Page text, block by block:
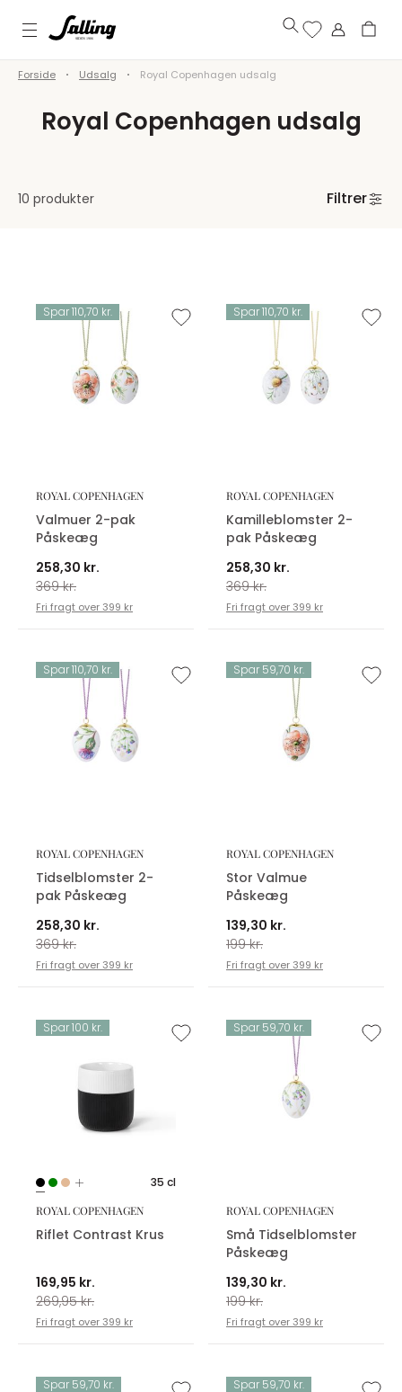
Forside Udsalg Royal Copenhagen udsalg
Royal Copenhagen udsalg
10 produkter Filtrer
Spar 110,70 kr.
ROYAL COPENHAGEN
Valmuer 2-pak
Påskeæg
258,30 kr.
369 kr.
Fri fragt over 399 kr
Spar 110,70 kr.
ROYAL COPENHAGEN
Kamilleblomster 2-
pak Påskeæg
258,30 kr.
369 kr.
Fri fragt over 399 kr
Spar 110,70 kr.
ROYAL COPENHAGEN
Tidselblomster 2-
pak Påskeæg
258,30 kr.
369 kr.
Fri fragt over 399 kr
Spar 59,70 kr.
ROYAL COPENHAGEN
Stor Valmue
Påskeæg
139,30 kr.
199 kr.
Fri fragt over 399 kr
Spar 100 kr.
35 cl
ROYAL COPENHAGEN
Riflet Contrast Krus
169,95 kr.
269,95 kr.
Fri fragt over 399 kr
Spar 59,70 kr.
ROYAL COPENHAGEN
Små Tidselblomster
Påskeæg
139,30 kr.
199 kr.
Fri fragt over 399 kr
Spar 59,70 kr. Spar 59,70 kr.